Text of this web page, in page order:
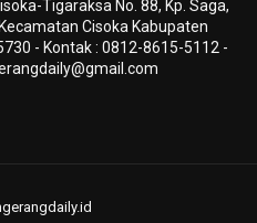
Tigaraksa No. 88, Kp. Saga,
Cisoka Kabupaten
- Kontak : 0812-8615-5112 -